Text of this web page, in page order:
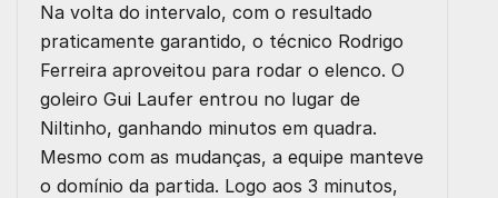
Na volta do intervalo, com o resultado
praticamente garantido, o técnico Rodrigo
Ferreira aproveitou para rodar o elenco. O
goleiro Gui Laufer entrou no lugar de
Niltinho, ganhando minutos em quadra.
Mesmo com as mudanças, a equipe manteve
o domínio da partida. Logo aos 3 minutos,